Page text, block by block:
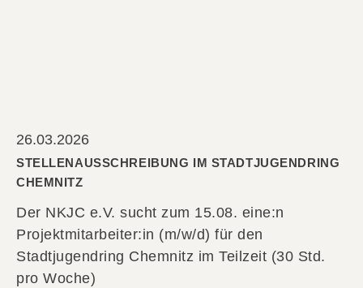
26.03.2026
STELLENAUSSCHREIBUNG IM STADTJUGENDRING
CHEMNITZ
Der NKJC e.V. sucht zum 15.08. eine:n
Projektmitarbeiter:in (m/w/d) für den
Stadtjugendring Chemnitz im Teilzeit (30 Std.
pro Woche)